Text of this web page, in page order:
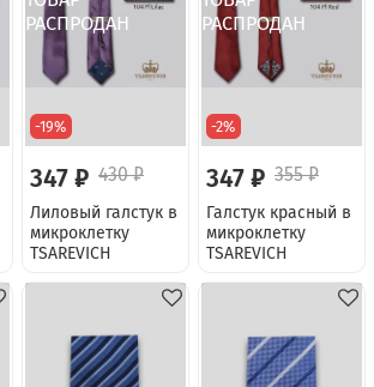
-19%
347 ₽ 430 ₽
Лиловый галстук в
микроклетку
TSAREVICH
-2%
347 ₽ 355 ₽
Галстук красный в
микроклетку
TSAREVICH